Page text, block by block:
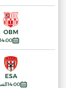
14:00
OBM
14:00السبت 27
ESA